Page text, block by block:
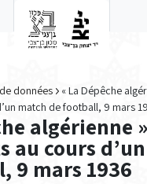
données
« La Dépêche
match de football, 9 mars
algérienne
au cours
9 mars 1936